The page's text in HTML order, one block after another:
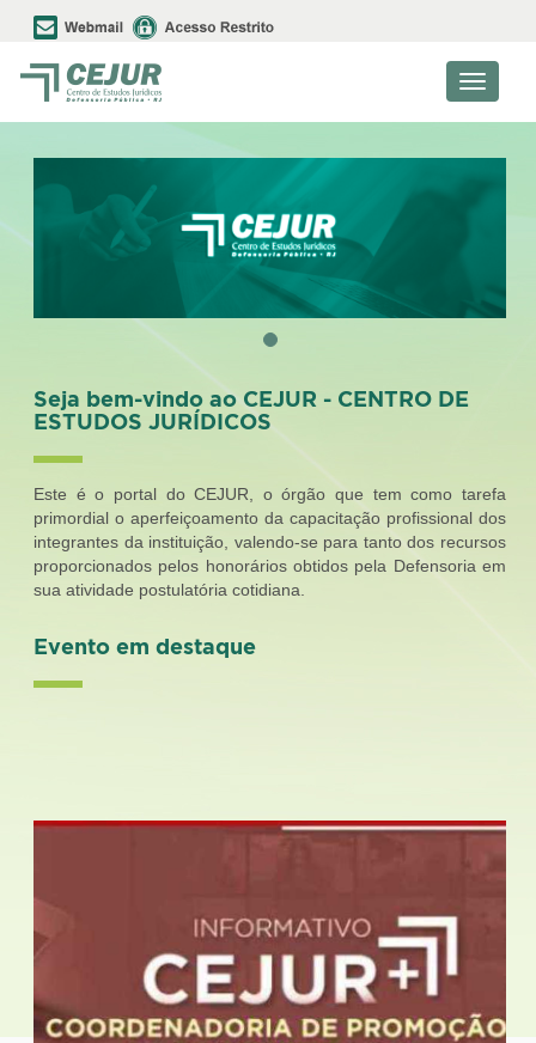
Toggle
Seja bem-vindo ao CEJUR - CENTRO DE
ESTUDOS JURÍDICOS
Este é o portal do CEJUR, o órgão que tem como tarefa
primordial o aperfeiçoamento da capacitação profissional dos
integrantes da instituição, valendo-se para tanto dos recursos
proporcionados pelos honorários obtidos pela Defensoria em
sua atividade postulatória cotidiana.
Evento em destaque